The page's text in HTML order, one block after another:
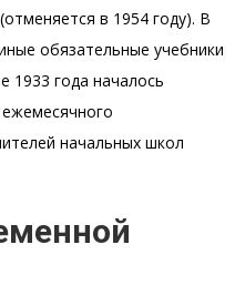
в 1954 году). В
обязательные учебники
1933 года началось
начальных школ